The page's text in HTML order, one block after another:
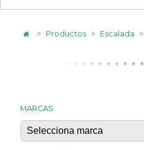
> Productos > Escalada >
MARCAS